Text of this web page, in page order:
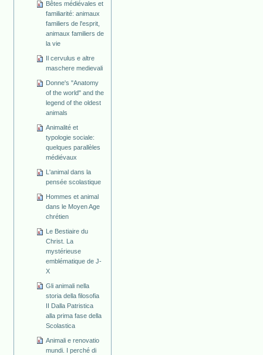
Bêtes médiévales et
familiarité: animaux
familiers de l'esprit,
animaux familiers de
la vie
Il cervulus e altre
maschere medievali
Donne's "Anatomy
of the world" and the
legend of the oldest
animals
Animalité et
typologie sociale:
quelques parallèles
médiévaux
L'animal dans la
pensée scolastique
Hommes et animal
dans le Moyen Age
chrétien
Le Bestiaire du
Christ. La
mystérieuse
emblématique de J-
X
Gli animali nella
storia della filosofia
II Dalla Patristica
alla prima fase della
Scolastica
Animali e renovatio
mundi. I perché di